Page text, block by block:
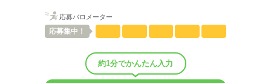
資料作成などをおこなう部署
16人
IT・通信関連
応募バロメーター
応募集中！
約1分でかんたん入力